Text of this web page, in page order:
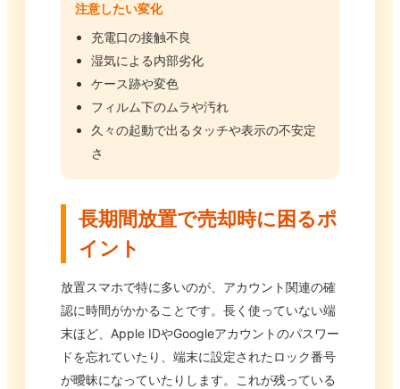
注意したい変化
充電口の接触不良
湿気による内部劣化
ケース跡や変色
フィルム下のムラや汚れ
久々の起動で出るタッチや表示の不安定
さ
長期間放置で売却時に困るポ
イント
放置スマホで特に多いのが、アカウント関連の確
認に時間がかかることです。長く使っていない端
末ほど、Apple IDやGoogleアカウントのパスワー
ドを忘れていたり、端末に設定されたロック番号
が曖昧になっていたりします。これが残っている